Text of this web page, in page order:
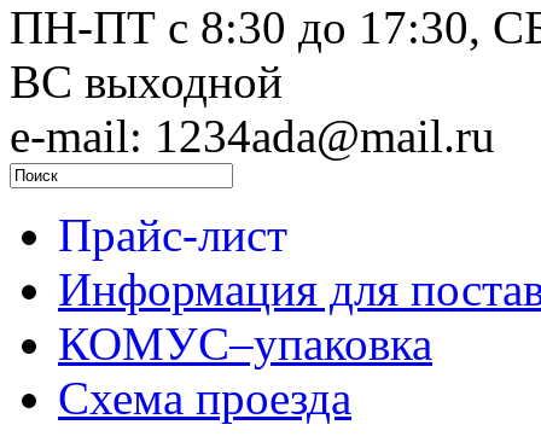
ПН-ПТ c 8:30 до 17:30,
ВС выходной
e-mail: 1234ada@mail.ru
Прайс-лист
Информация для
КОМУС–упаковка
Схема проезда